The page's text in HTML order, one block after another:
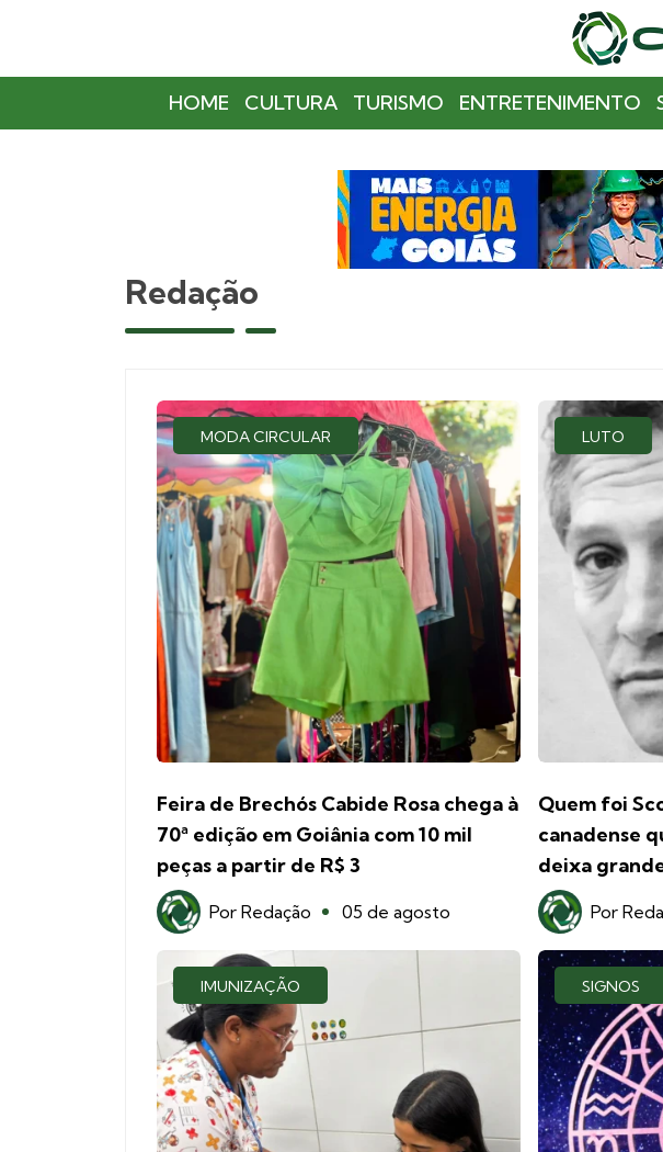
HOME CULTURA TURISMO ENTRETENIMENTO
Redação
MODA CIRCULAR
Feira de Brechós Cabide Rosa chega à
70ª edição em Goiânia com 10 mil
peças a partir de R$ 3
Por Redação 05 de agosto
LUTO
Quem foi
canadense
deixa
Por
IMUNIZAÇÃO SIGNOS